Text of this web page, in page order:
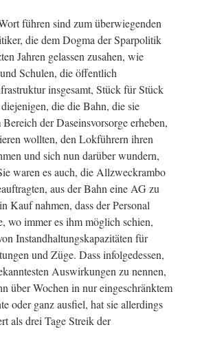
führen sind zum überwiegenden
die dem Dogma der Sparpolitik
Jahren gelassen zusahen, wie
Schulen, die öffentlich
insgesamt, Stück für Stück
die die Bahn, die sie
der Daseinsvorsorge erheben,
wollten, den Lokführern ihren
und sich nun darüber wundern,
waren es auch, die Allzweckrambo
aus der Bahn eine AG zu
Kauf nahmen, dass der Personal
wo immer es ihm möglich schien,
Instandhaltungskapazitäten für
und Züge. Dass infolgedessen,
Auswirkungen zu nennen,
über Wochen in nur eingeschränktem
oder ganz ausfiel, hat sie allerdings
als drei Tage Streik der